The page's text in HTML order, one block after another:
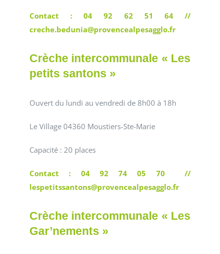
Contact : 04 92 62 51 64 //
creche.bedunia@provencealpesagglo.fr
Crèche intercommunale « Les
petits santons »
Ouvert du lundi au vendredi de 8h00 à 18h
Le Village 04360 Moustiers-Ste-Marie
Capacité : 20 places
Contact : 04 92 74 05 70 //
lespetitssantons@provencealpesagglo.fr
Crèche intercommunale « Les
Gar’nements »